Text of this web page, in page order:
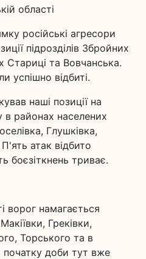
області
російські агресори
підрозділів Збройних
Стариці та Вовчанська.
успішно відбиті.
наші позиції на
районах населених
Глушківка,
атак відбито
боєзіткнень триває.
ворог намагається
Греківки,
Торського та в
початку доби тут вже